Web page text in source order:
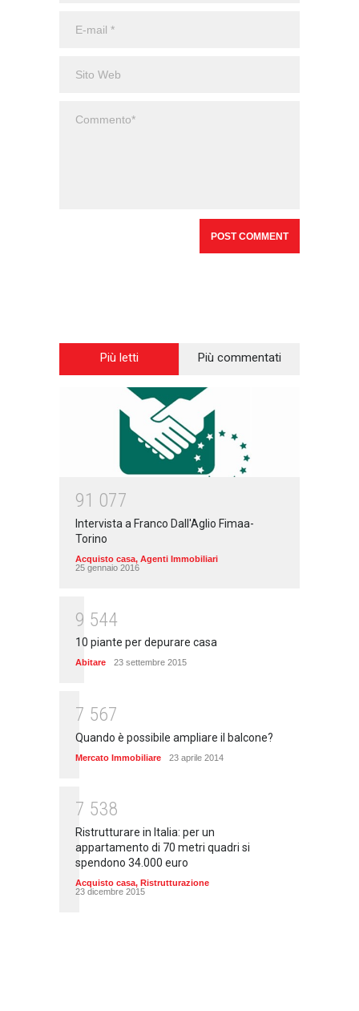
Più letti Più commentati
91 077
Intervista a Franco Dall'Aglio Fimaa-
Torino
Acquisto casa, Agenti Immobiliari
25 gennaio 2016
9 544
10 piante per depurare casa
Abitare 23 settembre 2015
7 567
Quando è possibile ampliare il balcone?
Mercato Immobiliare 23 aprile 2014
7 538
Ristrutturare in Italia: per un
appartamento di 70 metri quadri si
spendono 34.000 euro
Acquisto casa, Ristrutturazione
23 dicembre 2015